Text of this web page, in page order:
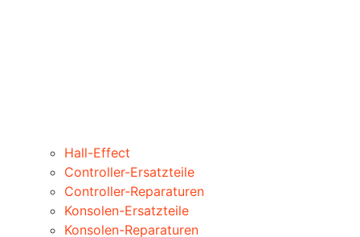
Hall-Effect
Controller-Ersatzteile
Controller-Reparaturen
Konsolen-Ersatzteile
Konsolen-Reparaturen